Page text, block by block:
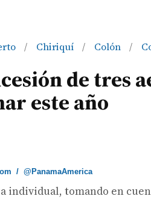
/ Chiriquí / Colón /
de
este año
/@PanamaAmerica
individual, tomando en